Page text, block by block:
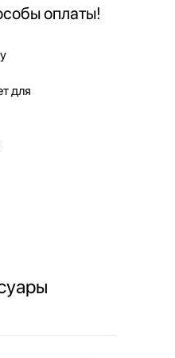
оплаты!
для